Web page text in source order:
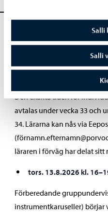
Salli
Salli
Förberedande
valbara studier
Den exakta tiden för
avtalas under vecka 33 och
34. Lärarna kan nås via
läraren i förväg har delat
tors. 13.8.2026 kl.
Förberedande
instrumentkaruseller) börjar